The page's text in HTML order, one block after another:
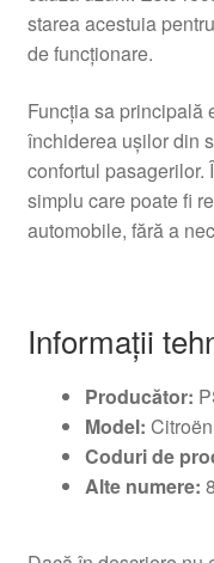
starea acestuia
de funcționare.
Funcția sa principală
închiderea ușilor din
confortul pasagerilor.
simplu care poate fi
automobile, fără a
Informații
Producător:
Model:
Coduri de
Alte numere: